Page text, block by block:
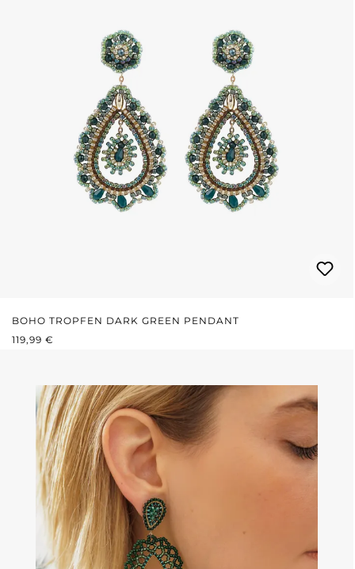
BOHO TROPFEN DARK GREEN PENDANT
REGULÄRER PREIS:
119,99 €